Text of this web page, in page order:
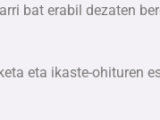
bat erabil dezaten
eta ikaste-ohituren